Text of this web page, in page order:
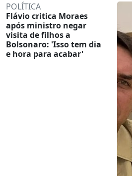
POLÍTICA
Flávio critica Moraes
após ministro negar
visita de filhos a
Bolsonaro: 'Isso tem dia
e hora para acabar'